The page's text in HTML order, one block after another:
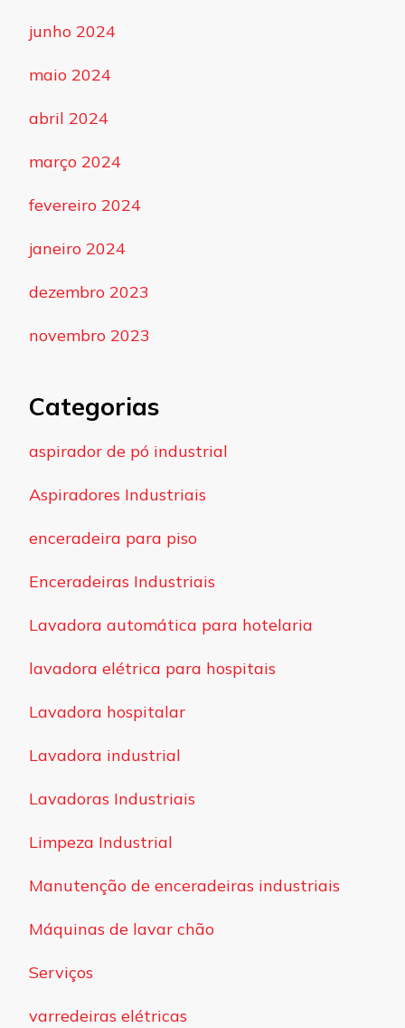
junho 2024
maio 2024
abril 2024
março 2024
fevereiro 2024
janeiro 2024
dezembro 2023
novembro 2023
Categorias
aspirador de pó industrial
Aspiradores Industriais
enceradeira para piso
Enceradeiras Industriais
Lavadora automática para hotelaria
lavadora elétrica para hospitais
Lavadora hospitalar
Lavadora industrial
Lavadoras Industriais
Limpeza Industrial
Manutenção de enceradeiras industriais
Máquinas de lavar chão
Serviços
varredeiras elétricas